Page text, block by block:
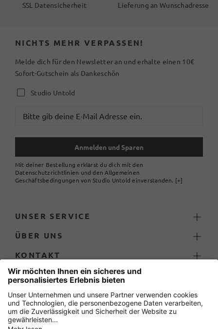
SSL Datensicherheit Lieferung an Wunschadresse
NICHTS MEHR VERPASSEN!
Melde dich für den Newsletter an und erhalte einen 10€
Sofort-Gutschein als Dankeschön
Studio Untold
Anmelden und Sparen
Mit deiner Bestellung erklärst du dich mit den
Datenschutzrichtlinien und den Allgemeinen
Geschäftsbedingungen von Studio Untold einverstanden. [+]
UNSER SERVICE
ÜBER UNS
KONTAKT
ZAHLUNG UND LIEFERUNG
Sicher einkaufen mit